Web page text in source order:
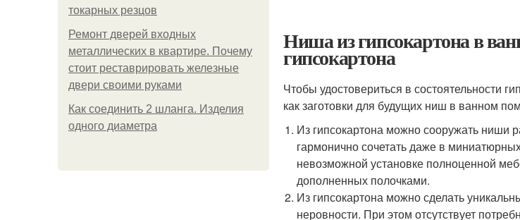
токарных резцов
Ремонт дверей входных
металлических в квартире. Почему
стоит реставрировать железные
двери своими руками
Как соединить 2 шланга. Изделия
одного диаметра
Ниша из гипсокартона в
гипсокартона
Чтобы удостовериться в состоятельности
как заготовки для будущих ниш в ванном
Из гипсокартона можно сооружать ниши
гармонично сочетать даже в
невозможной установке полноценной
дополненных полочками.
Из гипсокартона можно сделать
неровности. При этом отсутствует